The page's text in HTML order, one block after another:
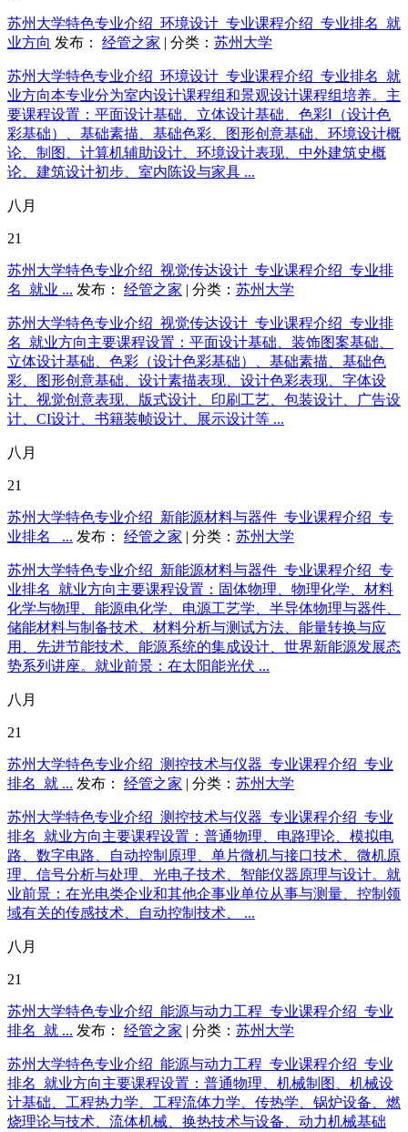
苏州大学特色专业介绍_环境设计_专业课程介绍_专业排名_就
业方向 发布： 经管之家 | 分类： 苏州大学
苏州大学特色专业介绍_环境设计_专业课程介绍_专业排名_就
业方向本专业分为室内设计课程组和景观设计课程组培养。主
要课程设置：平面设计基础、立体设计基础、色彩Ⅰ（设计色
彩基础）、基础素描、基础色彩、图形创意基础、环境设计概
论、制图、计算机辅助设计、环境设计表现、中外建筑史概
论、建筑设计初步、室内陈设与家具 ...
八月
21
苏州大学特色专业介绍_视觉传达设计_专业课程介绍_专业排
名_就业 ... 发布： 经管之家 | 分类： 苏州大学
苏州大学特色专业介绍_视觉传达设计_专业课程介绍_专业排
名_就业方向主要课程设置：平面设计基础、装饰图案基础、
立体设计基础、色彩（设计色彩基础）、基础素描、基础色
彩、图形创意基础、设计素描表现、设计色彩表现、字体设
计、视觉创意表现、版式设计、印刷工艺、包装设计、广告设
计、CI设计、书籍装帧设计、展示设计等 ...
八月
21
苏州大学特色专业介绍_新能源材料与器件_专业课程介绍_专
业排名_ ... 发布： 经管之家 | 分类： 苏州大学
苏州大学特色专业介绍_新能源材料与器件_专业课程介绍_专
业排名_就业方向主要课程设置：固体物理、物理化学、材料
化学与物理、能源电化学、电源工艺学、半导体物理与器件、
储能材料与制备技术、材料分析与测试方法、能量转换与应
用、先进节能技术、能源系统的集成设计、世界新能源发展态
势系列讲座。就业前景：在太阳能光伏 ...
八月
21
苏州大学特色专业介绍_测控技术与仪器_专业课程介绍_专业
排名_就 ... 发布： 经管之家 | 分类： 苏州大学
苏州大学特色专业介绍_测控技术与仪器_专业课程介绍_专业
排名_就业方向主要课程设置：普通物理、电路理论、模拟电
路、数字电路、自动控制原理、单片微机与接口技术、微机原
理、信号分析与处理、光电子技术、智能仪器原理与设计。就
业前景：在光电类企业和其他企事业单位从事与测量、控制领
域有关的传感技术、自动控制技术、 ...
八月
21
苏州大学特色专业介绍_能源与动力工程_专业课程介绍_专业
排名_就 ... 发布： 经管之家 | 分类： 苏州大学
苏州大学特色专业介绍_能源与动力工程_专业课程介绍_专业
排名_就业方向主要课程设置：普通物理、机械制图、机械设
计基础、工程热力学、工程流体力学、传热学、锅炉设备、燃
烧理论与技术、流体机械、换热技术与设备、动力机械基础